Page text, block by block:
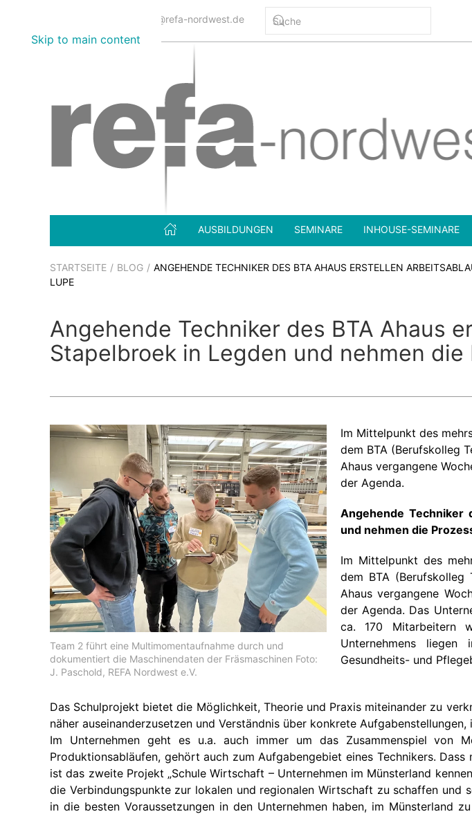
Skip to main content
info@refa-nordwest.de
AUSBILDUNGEN SEMINARE INHOUSE-SEMINARE
STARTSEITE BLOG
ANGEHENDE TECHNIKER DES BTA AHAUS ERSTELLEN
LUPE
Angehende Techniker des BTA Ahaus
Stapelbroek in Legden und nehmen
Team 2 führt eine Multimomentaufnahme durch und
dokumentiert die Maschinendaten der Fräsmaschinen Foto:
J. Paschold, REFA Nordwest e.V.
Im Mittelpunkt des
dem BTA (Berufskolleg
Ahaus vergangene
der Agenda.
Angehende Techniker
und nehmen die
Im Mittelpunkt des
dem BTA (Berufskolleg
Ahaus vergangene
der Agenda. Das
ca. 170 Mitarbeitern
Unternehmens
Gesundheits- und
Das Schulprojekt bietet die Möglichkeit, Theorie und Praxis miteinander zu
näher auseinanderzusetzen und Verständnis über konkrete
Im Unternehmen geht es u.a. auch immer um das Zusammenspiel von
Produktionsabläufen, gehört auch zum Aufgabengebiet eines Technikers.
ist das zweite Projekt „Schule Wirtschaft – Unternehmen im Münsterland
die Verbindungspunkte zur lokalen und regionalen Wirtschaft zu schaffen und
in die besten Voraussetzungen in den Unternehmen haben, im Münsterland